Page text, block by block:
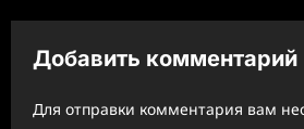
я
з
а
Добавить комментарий
Для отправки комментария вам